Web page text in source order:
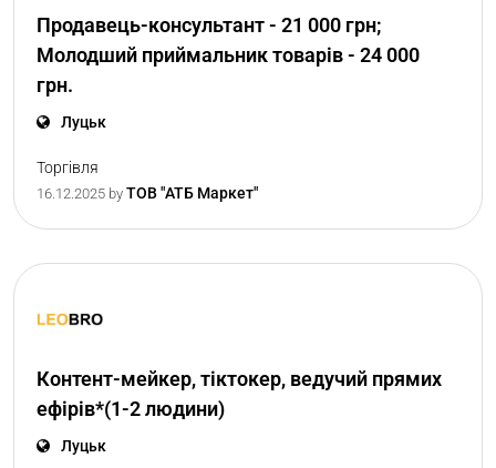
Продавець-консультант - 21 000 грн;
Молодший приймальник товарів - 24 000
грн.
Луцьк
Торгівля
16.12.2025 by ТОВ "АТБ Маркет"
Контент-мейкер, тіктокер, ведучий прямих
ефірів*(1-2 людини)
Луцьк